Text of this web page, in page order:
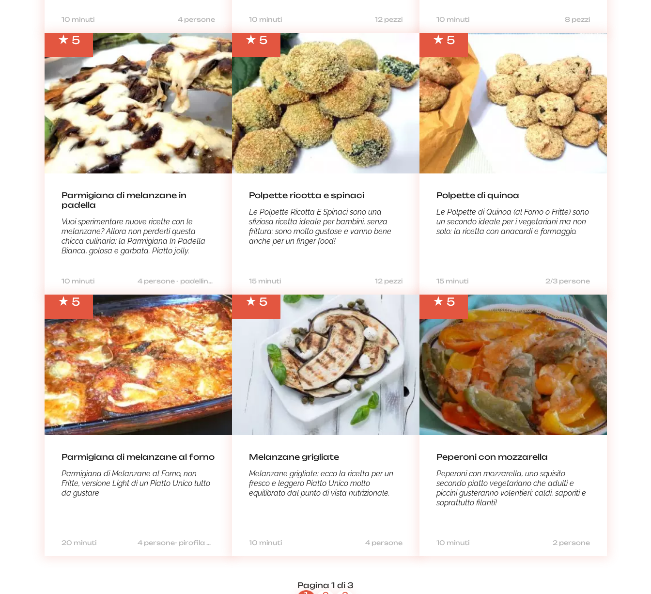
10 minuti 4 persone 10 minuti 12 pezzi 10 minuti 8 pezzi
5
Parmigiana di melanzane in
padella
Vuoi sperimentare nuove ricette con le
melanzane? Allora non perderti questa
chicca culinaria: la Parmigiana In Padella
Bianca, golosa e garbata. Piatto jolly.
10 minuti 4 persone - padellino diametro base 12,5 cm e parte esterna più ampia 20,5 cm
5
Polpette ricotta e spinaci
Le Polpette Ricotta E Spinaci sono una
sfiziosa ricetta ideale per bambini, senza
frittura; sono molto gustose e vanno bene
anche per un finger food!
15 minuti 12 pezzi
5
Polpette di quinoa
Le Polpette di Quinoa (al Forno o Fritte) sono
un secondo ideale per i vegetariani ma non
solo: la ricetta con anacardi e formaggio.
15 minuti 2/3 persone
5
Parmigiana di melanzane al forno
Parmigiana di Melanzane al Forno, non
Fritte, versione Light di un Piatto Unico tutto
da gustare
20 minuti 4 persone- pirofila 28 x 20
5
Melanzane grigliate
Melanzane grigliate: ecco la ricetta per un
fresco e leggero Piatto Unico molto
equilibrato dal punto di vista nutrizionale.
10 minuti 4 persone
5
Peperoni con mozzarella
Peperoni con mozzarella, uno squisito
secondo piatto vegetariano che adulti e
piccini gusteranno volentieri: caldi, saporiti e
soprattutto filanti!
10 minuti 2 persone
Pagina 1 di 3